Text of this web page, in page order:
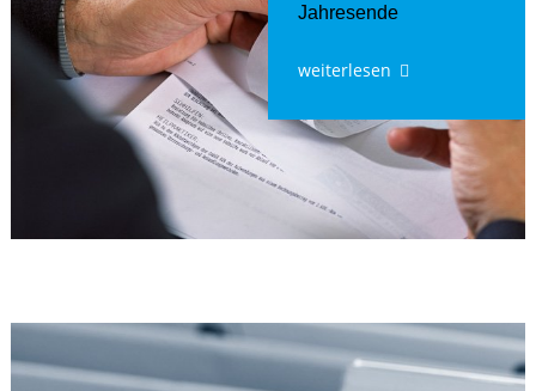
Jahresende
weiterlesen